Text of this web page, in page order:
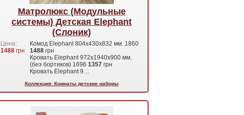
Матролюкс (Модульные
системы) Детская Elephant
(Слоник)
Цена:
1488 грн
Комод Elephant 804х430х832 мм. 1860
1488 грн
Кровать Elephant 972х1940х900 мм.
(без бортиков) 1696 1357 грн
Кровать Elephant 9…
Коллекция: Комнаты детские наборы